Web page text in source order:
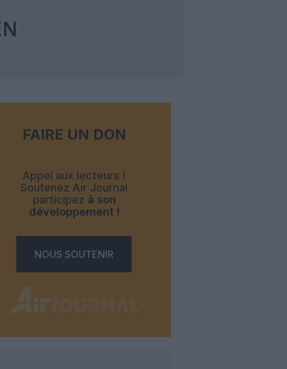
FAIRE UN DON
Appel aux lecteurs !
Soutenez Air Journal
participez à son
développement !
NOUS SOUTENIR